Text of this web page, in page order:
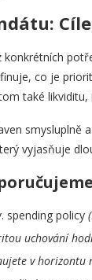
konkrétních
co je
také
smysluplně
vyjasňuje
spending policy
uchování
v horizontu